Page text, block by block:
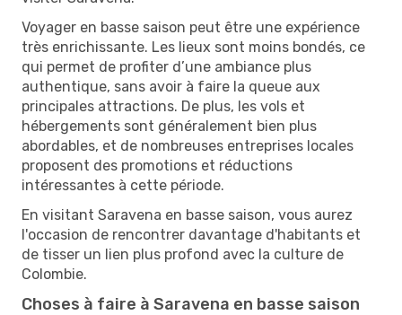
Voyager en basse saison peut être une expérience
très enrichissante. Les lieux sont moins bondés, ce
qui permet de profiter d’une ambiance plus
authentique, sans avoir à faire la queue aux
principales attractions. De plus, les vols et
hébergements sont généralement bien plus
abordables, et de nombreuses entreprises locales
proposent des promotions et réductions
intéressantes à cette période.
En visitant Saravena en basse saison, vous aurez
l'occasion de rencontrer davantage d'habitants et
de tisser un lien plus profond avec la culture de
Colombie.
Choses à faire à Saravena en basse saison